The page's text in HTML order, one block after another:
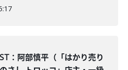
：阿部慎平（「はかり売り